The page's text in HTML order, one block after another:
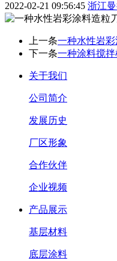
2022-02-21 09:56:45 浙江
上一条一种水性岩
下一条一种涂料搅拌
关于我们
公司简介
发展历史
厂区形象
合作伙伴
企业视频
产品展示
基层材料
底层涂料